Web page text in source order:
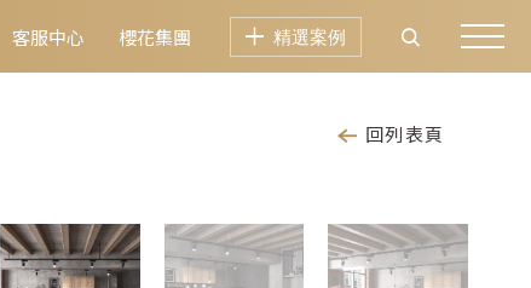
客服中心 櫻花集團 精選案例
回列表頁